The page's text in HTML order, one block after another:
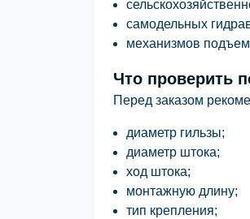
самодельных
механизмов
Что проверить
Перед заказом
диаметр гильзы;
диаметр штока;
ход штока;
монтажную длину;
тип крепления;